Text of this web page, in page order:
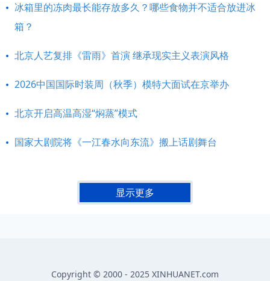
冰箱里的冻肉最长能存放多久？哪些食物并不适合放进冰
箱？
北京人艺复排《雷雨》首演 继承现实主义表演风格
2026中国国际时装周（秋季）模特大面试在京举办
北京开启高温高湿“焖蒸”模式
国家大剧院将《一江春水向东流》搬上话剧舞台
显示更多
Copyright © 2000 - 2025 XINHUANET.com